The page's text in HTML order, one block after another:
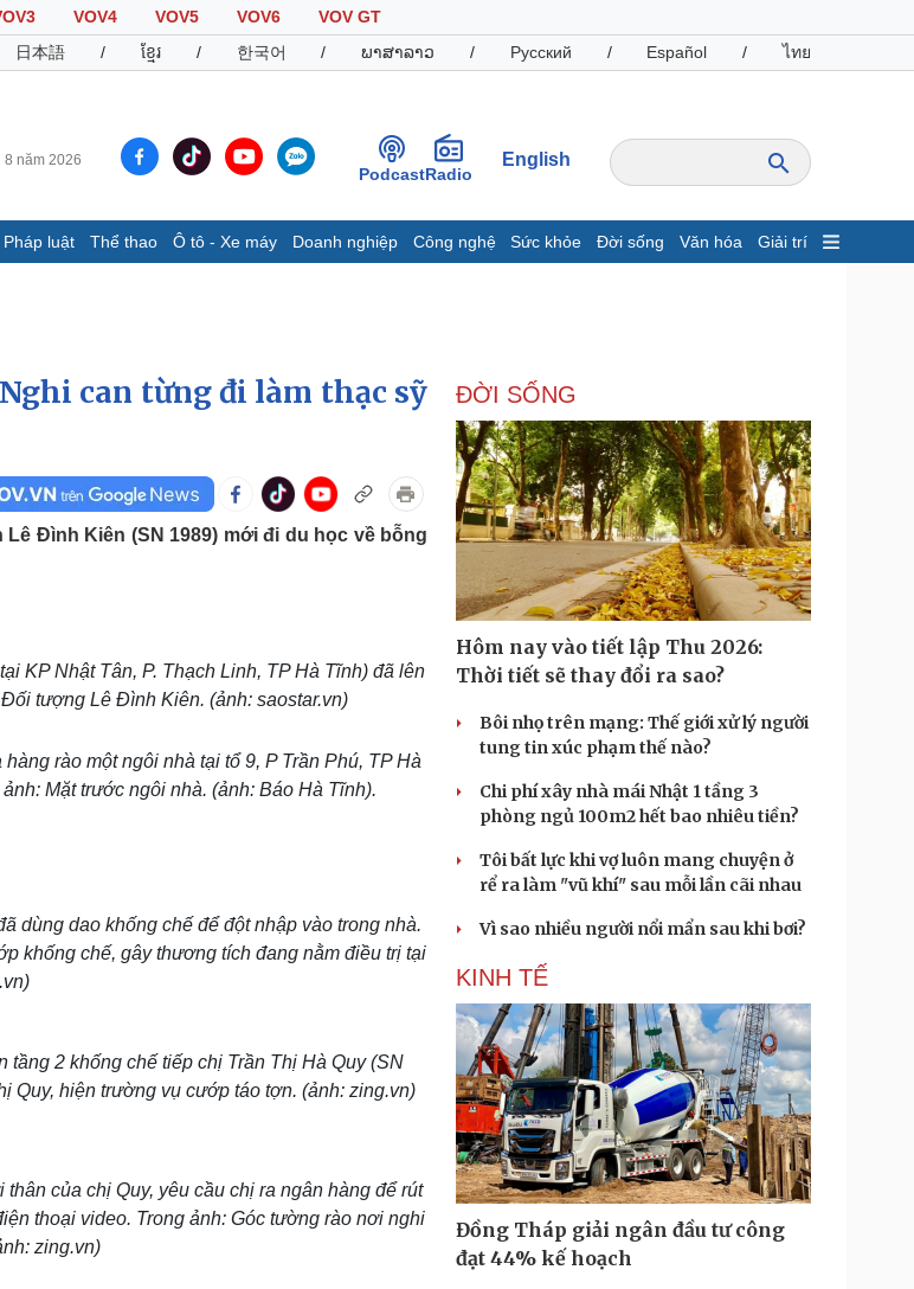
VOV4 VOV5 VOV6
VOV GT
日本語 / ខ្មែរ / 한국어 / ພາສາລາວ / Русский / Español / ไทย
8 năm 2026
PodcastRadio
English
Pháp luật Thể thao Ô tô - Xe máy Doanh nghiệp Công nghệ Sức khỏe Đời sống Văn hóa Giải trí
Infographic
Giá cà phê
đá
Ô tô - Xe máy
Xe máy
Doanh nghiệp
Thông tin doanh nghiệp
Doanh nghiệp 24h
Vì cộng đồng
Công nghệ
Sành điệu
Tin Công nghệ
Trải nghiệm
Chuyển đổi số
ảnh
Giải trí
Nghệ sĩ
Thời trang
Du lịch
Podcast
Đọc truyện đêm khuya
Cửa sổ tình yêu
Hạt giống tâm hồn
can từng đi làm thạc sỹ
Đình Kiên (SN 1989) mới đi du học về bỗng
KP Nhật Tân, P. Thạch Linh, TP Hà Tĩnh) đã lên
tượng Lê Đình Kiên. (ảnh: saostar.vn)
rào một ngôi nhà tại tổ 9, P Trần Phú, TP Hà
ảnh: Mặt trước ngôi nhà. (ảnh: Báo Hà Tĩnh).
dùng dao khống chế để đột nhập vào trong nhà.
khống chế, gây thương tích đang nằm điều trị tại
2 khống chế tiếp chị Trần Thị Hà Quy (SN
Quy, hiện trường vụ cướp táo tợn. (ảnh: zing.vn)
của chị Quy, yêu cầu chị ra ngân hàng để rút
thoại video. Trong ảnh: Góc tường rào nơi nghi
zing.vn)
ĐỜI SỐNG
Hôm nay vào tiết lập Thu 2026:
Thời tiết sẽ thay đổi ra sao?
Bôi nhọ trên mạng: Thế giới xử lý người
tung tin xúc phạm thế nào?
Chi phí xây nhà mái Nhật 1 tầng 3
phòng ngủ 100m2 hết bao nhiêu tiền?
Tôi bất lực khi vợ luôn mang chuyện ở
rể ra làm "vũ khí" sau mỗi lần cãi nhau
Vì sao nhiều người nổi mẩn sau khi bơi?
KINH TẾ
Đồng Tháp giải ngân đầu tư công
đạt 44% kế hoạch